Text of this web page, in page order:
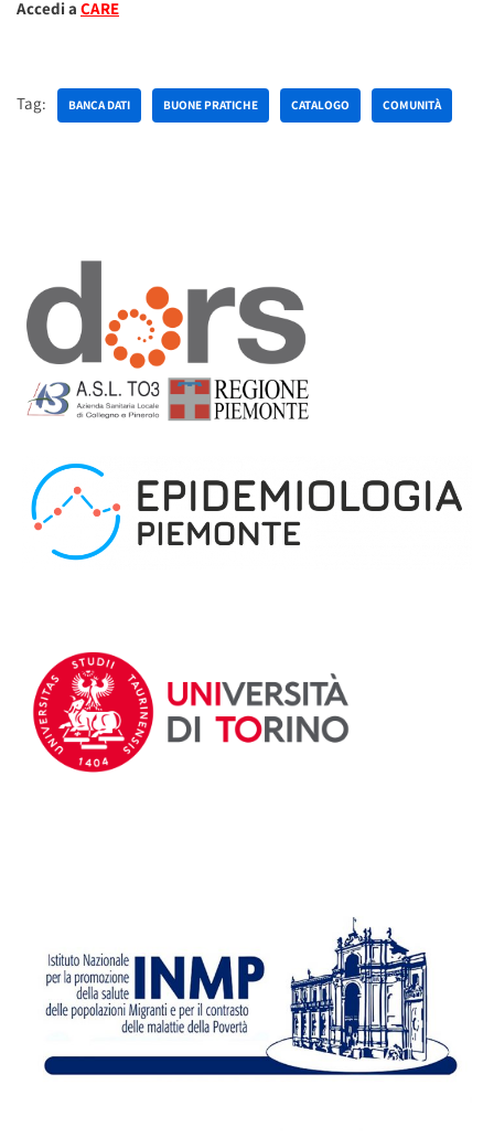
Accedi a CARE
Tag: BANCA DATI BUONE PRATICHE CATALOGO COMUNITÀ